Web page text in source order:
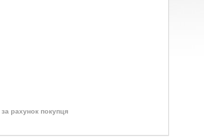
за рахунок покупця